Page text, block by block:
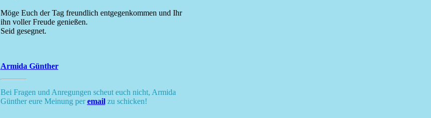
Möge Euch der Tag freundlich entgegenkommen und Ihr
ihn voller Freude genießen.
Seid gesegnet.
Armida Günther
Bei Fragen und Anregungen scheut euch nicht, Armida
Günther eure Meinung peremailzu schicken!